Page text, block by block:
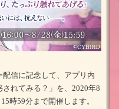
配信に記念して、アプリ内
れてみる？」を、2020年8
時59分まで開催します。